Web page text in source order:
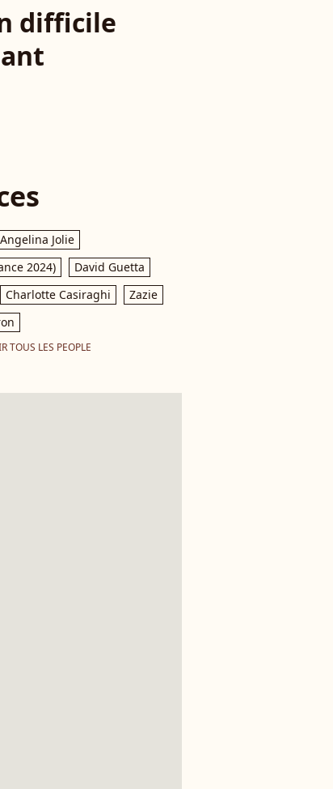
difficile
Angelina Jolie
2024)
David Guetta
Charlotte Casiraghi
Zazie
TOUS LES PEOPLE